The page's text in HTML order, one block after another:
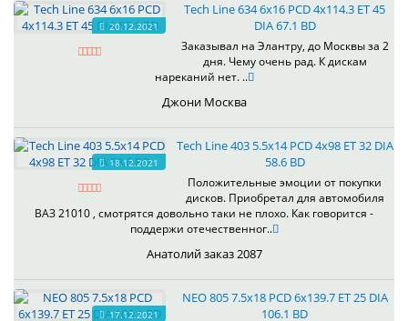
20.12.2021
Tech Line 634 6x16 PCD 4x114.3 ET 45
DIA 67.1 BD
Заказывал на Элантру, до Москвы за 2
дня. Чему очень рад. К дискам
нареканий нет. ..
Джони Москва
18.12.2021
Tech Line 403 5.5x14 PCD 4x98 ET 32 DIA
58.6 BD
Положительные эмоции от покупки
дисков. Приобретал для автомобиля
ВАЗ 21010 , смотрятся довольно таки не плохо. Как говорится -
поддержи отечественног..
Анатолий заказ 2087
17.12.2021
NEO 805 7.5x18 PCD 6x139.7 ET 25 DIA
106.1 BD